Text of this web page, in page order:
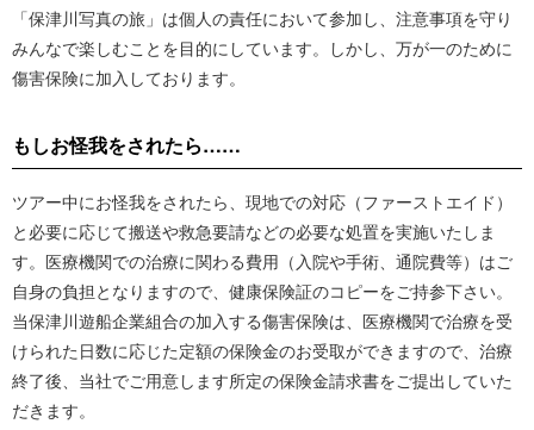
「保津川写真の旅」は個人の責任において参加し、注意事項を守り
みんなで楽しむことを目的にしています。しかし、万が一のために
傷害保険に加入しております。
もしお怪我をされたら……
ツアー中にお怪我をされたら、現地での対応（ファーストエイド）
と必要に応じて搬送や救急要請などの必要な処置を実施いたしま
す。医療機関での治療に関わる費用（入院や手術、通院費等）はご
自身の負担となりますので、健康保険証のコピーをご持参下さい。
当保津川遊船企業組合の加入する傷害保険は、医療機関で治療を受
けられた日数に応じた定額の保険金のお受取ができますので、治療
終了後、当社でご用意します所定の保険金請求書をご提出していた
だきます。